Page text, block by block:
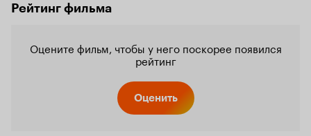
Рейтинг фильма
Оцените фильм, чтобы у него поскорее появился
рейтинг
Оценить